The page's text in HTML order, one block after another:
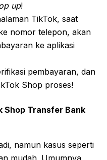
up!
TikTok, saat
nomor telepon, akan
ke aplikasi
pembayaran, dan
Shop proses!
Shop Transfer Bank
namun kasus seperti